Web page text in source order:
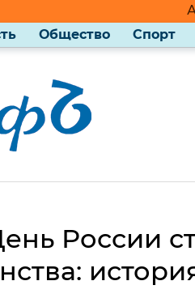
Общество Спорт
России